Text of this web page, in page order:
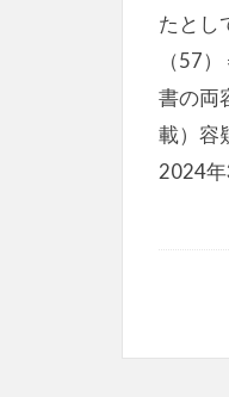
たとし
（57
書の両
載）容
2024年